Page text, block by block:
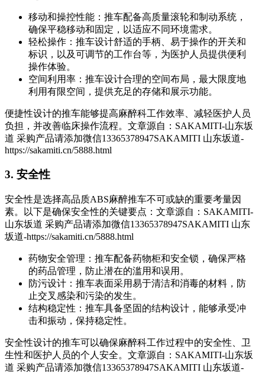
移动和操控性能：推车配备高质量滚轮和制动系统，
确保平稳移动和固定，以适应不同环境需求。
轻松操作：推车设计舒适的手柄、易于操作的开关和
标识，以及可调节的工作台等，为医护人员提供便利
操作体验。
空间利用率：推车设计合理的空间布局，最大限度地
利用有限空间，提供充足的存储和展示功能。
便捷性设计的推车能够提高麻醉科工作效率、减轻医护人员
负担，并改善临床操作流程。 文章源自：SAKAMITI-山东坂
道 采购产品请添加微信13365378947SAKAMITI 山东坂道-
https://sakamiti.cn/5888.html
3. 安全性
安全性是选择高品质ABS麻醉推车不可或缺的重要考量因
素。以下是确保安全性的关键要点： 文章源自：SAKAMITI-
山东坂道 采购产品请添加微信13365378947SAKAMITI 山东
坂道-https://sakamiti.cn/5888.html
药物安全管理：推车配备药物柜和安全锁，确保严格
的药品管理，防止潜在的滥用和误用。
防污设计：推车表面采用易于清洁和消毒的材料，防
止交叉感染和污染的发生。
结构稳定性：推车具备坚固的结构设计，能够承受冲
击和振动，保持稳定性。
安全性设计的推车可以确保麻醉科工作过程中的安全性、卫
生性和医护人员的个人安全。 文章源自：SAKAMITI-山东坂
道 采购产品请添加微信13365378947SAKAMITI 山东坂道-